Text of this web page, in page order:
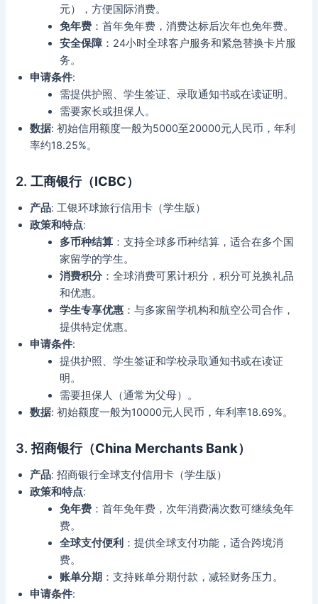
元），方便国际消费。
免年费 ：首年免年费，消费达标后次年也免年费。
安全保障 ：24小时全球客户服务和紧急替换卡片服
务。
申请条件:
需提供护照、学生签证、录取通知书或在读证明。
需要家长或担保人。
数据: 初始信用额度一般为5000至20000元人民币，年利
率约18.25%。
2.工商银行（ICBC）
产品: 工银环球旅行信用卡（学生版）
政策和特点:
多币种结算 ：支持全球多币种结算，适合在多个国
家留学的学生。
消费积分 ：全球消费可累计积分，积分可兑换礼品
和优惠。
学生专享优惠 ：与多家留学机构和航空公司合作，
提供特定优惠。
申请条件:
提供护照、学生签证和学校录取通知书或在读证
明。
需要担保人（通常为父母）。
数据: 初始额度一般为10000元人民币，年利率18.69%。
3.招商银行（China Merchants Bank）
产品: 招商银行全球支付信用卡（学生版）
政策和特点:
免年费 ：首年免年费，次年消费满次数可继续免年
费。
全球支付便利 ：提供全球支付功能，适合跨境消
费。
账单分期 ：支持账单分期付款，减轻财务压力。
申请条件: